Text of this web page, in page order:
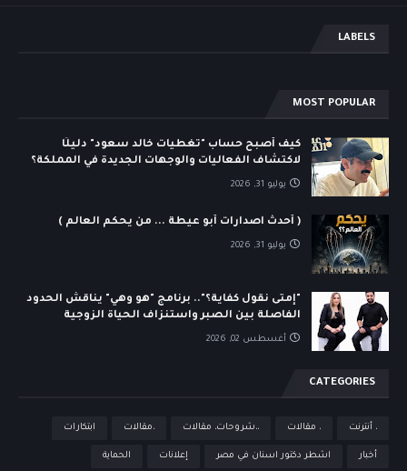
LABELS
MOST POPULAR
كيف أصبح حساب "تغطيات خالد سعود" دليلًا
لاكتشاف الفعاليات والوجهات الجديدة في المملكة؟
يوليو 31, 2026
( أحدث اصدارات أبو عيطة ... من يحكم العالم )
يوليو 31, 2026
"إمتى نقول كفاية؟".. برنامج "هو وهي" يناقش الحدود
الفاصلة بين الصبر واستنزاف الحياة الزوجية
أغسطس 02, 2026
CATEGORIES
، أنترنت ، مقالات ،،شروحات، مقالات ،مقالات ابتكارات
أخبار اشطر دكتور اسنان في مصر إعلانات الحماية